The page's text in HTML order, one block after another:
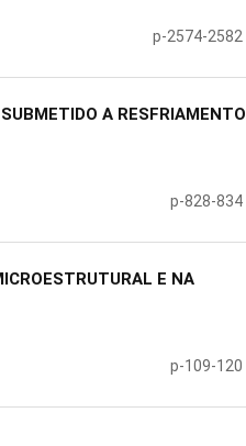
p-2574-2582
A RESFRIAMENTO
p-828-834
E NA
p-109-120